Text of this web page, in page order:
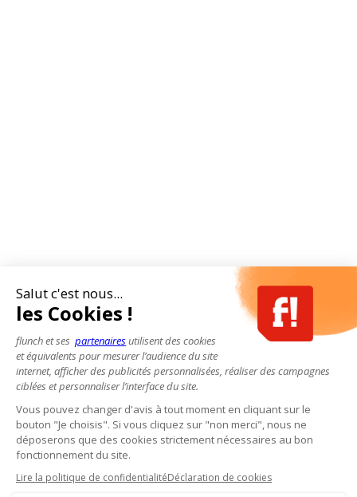
Salut c'est nous...
les Cookies !
flunch et ses partenairesutilisent des cookies
et équivalents pour mesurer l’audience du site
internet, afficher des publicités personnalisées, réaliser des campagnes
ciblées et personnaliser l’interface du site.
Vous pouvez changer d'avis à tout moment en cliquant sur le
bouton "Je choisis". Si vous cliquez sur "non merci", nous ne
déposerons que des cookies strictement nécessaires au bon
fonctionnement du site.
Lire la politique de confidentialitéDéclaration de cookies